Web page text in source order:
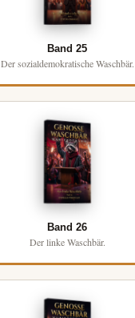
Band 25
Der sozialdemokratische Waschbär.
Band 26
Der linke Waschbär.